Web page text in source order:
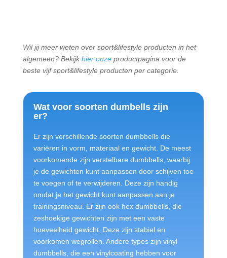
Wil jij meer weten over sport&lifestyle producten in het
algemeen? Bekijk hier onzeproductpagina voor de
beste vijf sport&lifestyle producten per categorie.
Wat voor soorten dumbells zijn
er?
Er zijn verschillende soorten dumbbells die
variëren in vorm, materiaal en gewicht. De meest
voorkomende zijn verstelbare dumbbells, waarbij
je de gewichten kunt aanpassen door schijven toe
te voegen of te verwijderen. Deze zijn handig
omdat je het gewicht kunt aanpassen aan je
trainingsniveau. Er zijn ook hex dumbbells, die
zeshoekige gewichten zijn met een vaste
hoeveelheid gewicht. Deze zijn stabiel en
voorkomen wegrollen. Andere types zijn vinyl
dumbbells, die een vinylcoating hebben voor